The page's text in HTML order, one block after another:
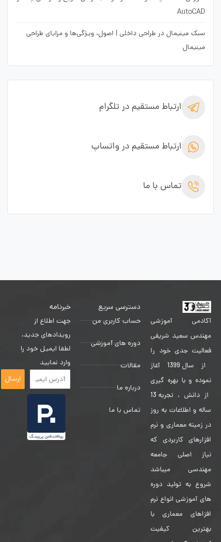
AutoCAD
سبک مینیمال در طراحی داخلی | اصول، ویژگی‌ها و مزایای طراحی
مینیمال
ارتباط مستقیم در تلگرام
ارتباط مستقیم در واتساپ
تماس با ما
آکادمی آموزشی
مهندس سعید شریفی
فعالیت جدی خود را
از سال 1399 آغاز
نموده و با بهره گیری
از دانش ، تجربه 13
ساله و اطلاعات به روز
در زمینه معماری و نرم
افزارهای کاربردی که
نیاز اصلی جامعه
مهندسی میباشد
شروع به تولید دوره
های آموزشی انواع نرم
افزاهای معماری با
بهترین کیفیت
دسترسی سریع
حساب کاربری من
دوره های آموزشی
مقالات
درباره ما
تماس با ما
خبرنامه
جهت اطلاع از
رویدادهای جدید،
لطفا ایمیل خود را
وارد نمایید
ارسال